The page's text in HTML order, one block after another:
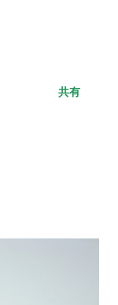
共有